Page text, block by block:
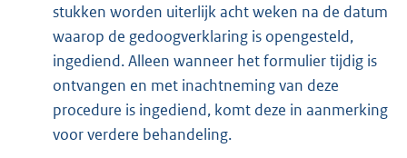
stukken worden uiterlijk acht weken na de datum
waarop de gedoogverklaring is opengesteld,
ingediend. Alleen wanneer het formulier tijdig is
ontvangen en met inachtneming van deze
procedure is ingediend, komt deze in aanmerking
voor verdere behandeling.